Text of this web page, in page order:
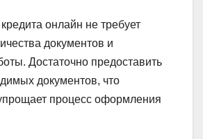
онлайн не требует
документов и
Достаточно предоставить
документов, что
процесс оформления